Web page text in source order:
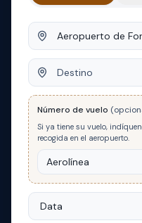
Origem
Destino
Número de vuelo
Si ya tiene su vuelo,
recogida en el aeropuerto.
Data